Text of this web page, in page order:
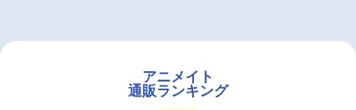
アニメイト
通販ランキング